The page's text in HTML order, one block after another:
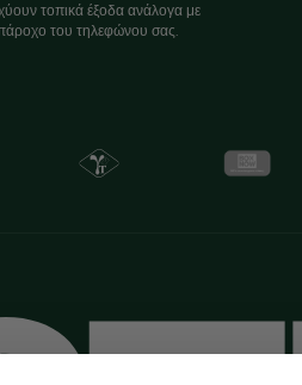
τοπικά έξοδα ανάλογα με
του τηλεφώνου σας.